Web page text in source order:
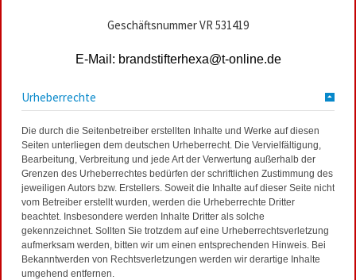
Geschäftsnummer VR 531419
E-Mail: brandstifterhexa@t-online.de
Urheberrechte
Die durch die Seitenbetreiber erstellten Inhalte und Werke auf diesen
Seiten unterliegen dem deutschen Urheberrecht. Die Vervielfältigung,
Bearbeitung, Verbreitung und jede Art der Verwertung außerhalb der
Grenzen des Urheberrechtes bedürfen der schriftlichen Zustimmung des
jeweiligen Autors bzw. Erstellers. Soweit die Inhalte auf dieser Seite nicht
vom Betreiber erstellt wurden, werden die Urheberrechte Dritter
beachtet. Insbesondere werden Inhalte Dritter als solche
gekennzeichnet. Sollten Sie trotzdem auf eine Urheberrechtsverletzung
aufmerksam werden, bitten wir um einen entsprechenden Hinweis. Bei
Bekanntwerden von Rechtsverletzungen werden wir derartige Inhalte
umgehend entfernen.